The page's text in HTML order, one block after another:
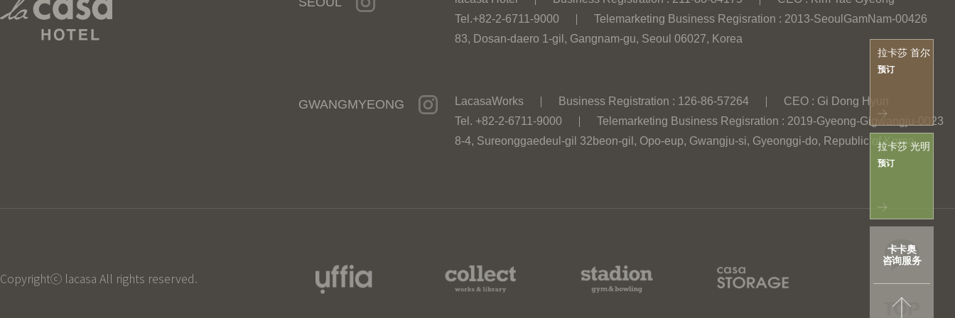
拉卡莎 首尔
预订
拉卡莎 光明
预订
卡卡奥
咨询服务
TOP
Tel.+82-2-6711-9000
Telemarketing Business Regisration : 2013-SeoulGamNam-00426
83, Dosan-daero 1-gil, Gangnam-gu, Seoul 06027, Korea
GWANGMYEONG LacasaWorks Business Registration : 126-86-57264
CEO : Gi Dong Hyun
Tel. +82-2-6711-9000
Telemarketing Business Regisration : 2019-Gyeong-Gigwangju-0023
8-4, Sureonggaedeul-gil 32beon-gil, Opo-eup, Gwangju-si, Gyeonggi-do, Republic of Korea
Copyrightⓒ lacasa All rights reserved.